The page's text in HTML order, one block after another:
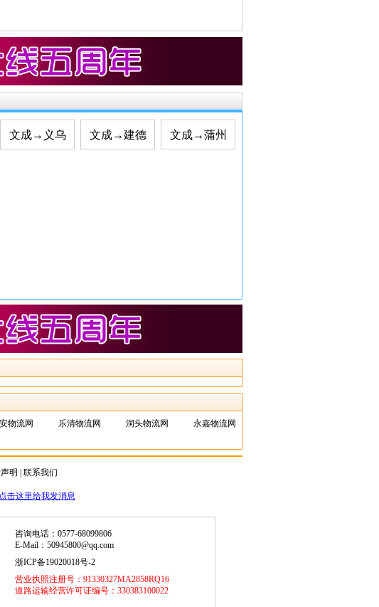
文成→义乌 文成→建德 文成→蒲州
物流网 乐清物流网 洞头物流网
永嘉物流网
明 联系我们
咨询电话：0577-68099806
E-Mail：50945800@qq.com
浙ICP备19020018号-2
营业执照注册号：91330327MA2858RQ16
道路运输经营许可证编号：330383100022